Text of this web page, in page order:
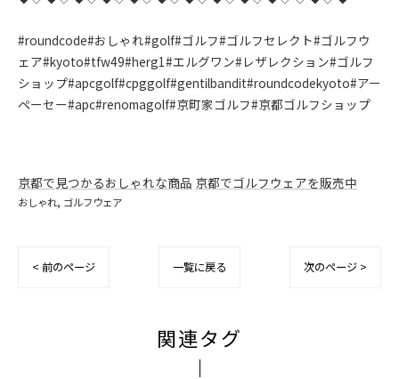
#roundcode#おしゃれ#golf#ゴルフ#ゴルフセレクト#ゴルフウ
ェア#kyoto#tfw49#herg1#エルグワン#レザレクション#ゴルフ
ショップ#apcgolf#cpggolf#gentilbandit#roundcodekyoto#アー
ペーセー#apc#renomagolf#京町家ゴルフ#京都ゴルフショップ
京都で見つかるおしゃれな商品 京都でゴルフウェアを販売中
おしゃれ ゴルフウェア
< 前のページ 一覧に戻る 次のページ >
関連タグ